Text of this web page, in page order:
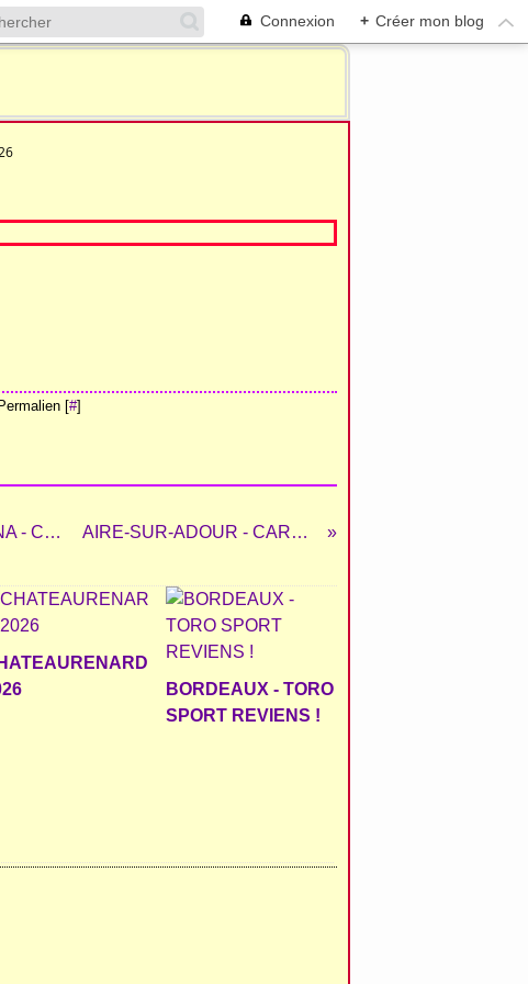
Connexion + Créer mon blog
[#]
BÉZIERS - MUSÉE TAURIN - CARLOS OLSINA - CHEZ MARGÉ AIRE-SUR-ADOUR - CARTEL 2026
BORDEAUX - TORO
SPORT REVIENS !